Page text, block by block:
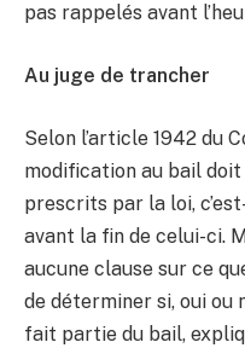
pas rappelés avant
Au juge de trancher
Selon l’article 1942 du
modification au bail
prescrits par la loi,
avant la fin de celui-ci.
aucune clause sur ce
de déterminer si, oui ou
fait partie du bail,